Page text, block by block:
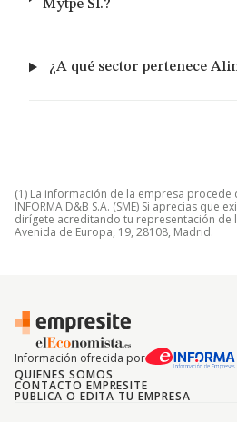
Mytpe Sl.?
¿A qué sector pertenece
(1) La información de la empresa procede
INFORMA D&B S.A. (SME) Si aprecias que
dirígete acreditando tu representación de
Avenida de Europa, 19, 28108, Madrid.
Información ofrecida por
QUIENES SOMOS
CONTACTO EMPRESITE
PUBLICA O EDITA TU EMPRESA